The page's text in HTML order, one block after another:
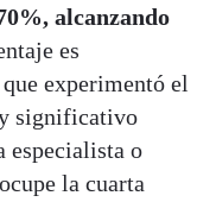
alcanzando
es
experimentó el
significativo
especialista o
la cuarta